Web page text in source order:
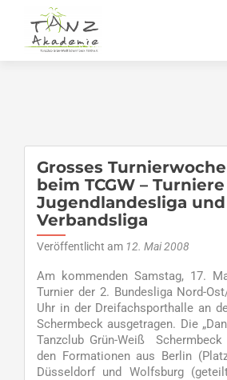
Grosses
beim TCGW –
Jugendlandesliga und
Verbandsliga
Veröffentlicht am 12. Mai 2008
Am kommenden Samstag, 17.
Turnier der 2. Bundesliga Nord-
Uhr in der Dreifachsporthalle an
Schermbeck ausgetragen. Die
Tanzclub Grün-Weiß
den Formationen aus Berlin
Düsseldorf und Wolfsburg